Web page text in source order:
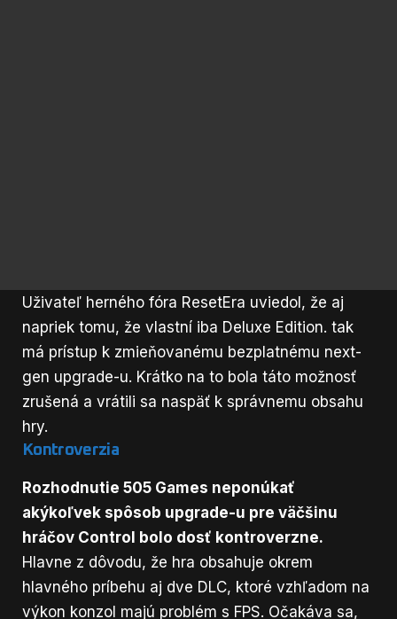
Uživateľ herného fóra ResetEra uviedol, že aj
napriek tomu, že vlastní iba Deluxe Edition. tak
má prístup k zmieňovanému bezplatnému next-
gen upgrade-u. Krátko na to bola táto možnosť
zrušená a vrátili sa naspäť k správnemu obsahu
hry.
Kontroverzia
Rozhodnutie 505 Games neponúkať
akýkoľvek spôsob upgrade-u pre väčšinu
hráčov Control bolo dosť kontroverzne.
Hlavne z dôvodu, že hra obsahuje okrem
hlavného príbehu aj dve DLC, ktoré vzhľadom na
výkon konzol majú problém s FPS. Očakáva sa,